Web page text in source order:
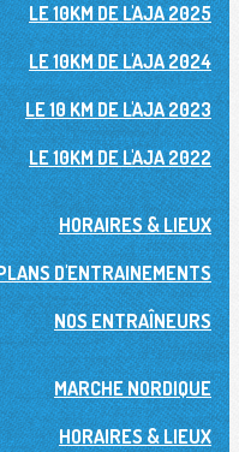
LE 10KM DE L'AJA 2025
LE 10KM DE L'AJA 2024
LE 10 KM DE L'AJA 2023
LE 10KM DE L'AJA 2022
HORAIRES & LIEUX
D'ENTRAINEMENTS
NOS ENTRAÎNEURS
MARCHE NORDIQUE
HORAIRES & LIEUX